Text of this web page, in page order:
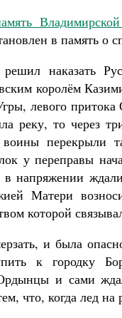
в память о
наказать
королём
левого
реку, то через
перекрыли
у переправы
напряжении
Матери
которой
и была
к городку
и сами
что, когда лед на